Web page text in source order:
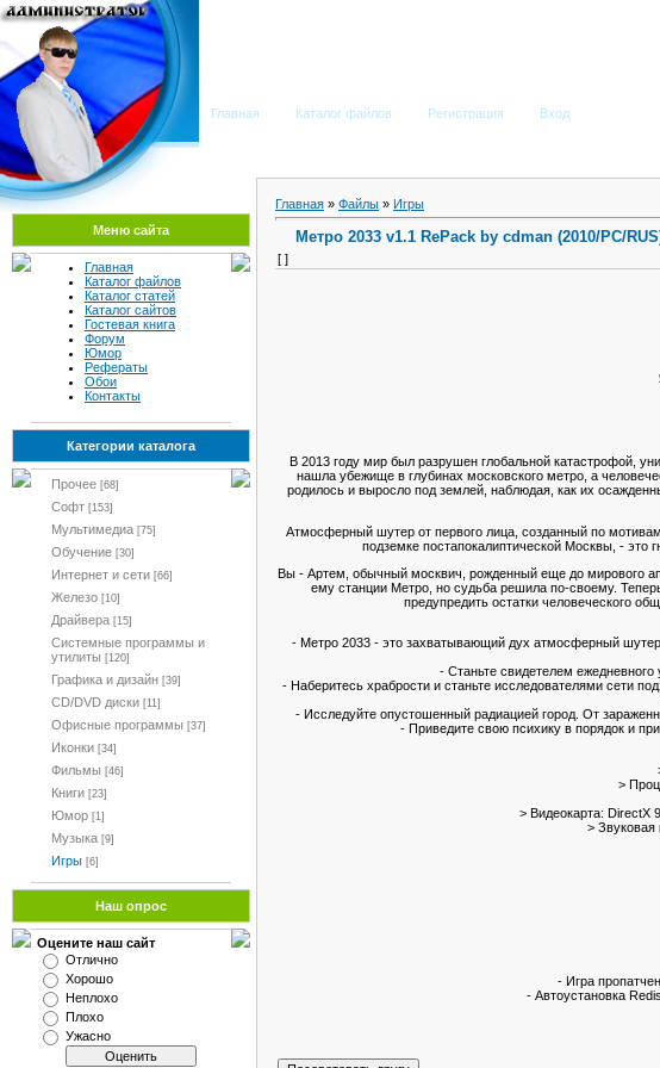
Главная Каталог файлов Регистрация Вход
Меню сайта
Главная
Каталог файлов
Каталог статей
Каталог сайтов
Гостевая книга
Форум
Юмор
Рефераты
Обои
Контакты
Категории каталога
Прочее [68]
Софт [153]
Мультимедиа [75]
Обучение [30]
Интернет и сети [66]
Железо [10]
Драйвера [15]
Системные программы и
утилиты [120]
Графика и дизайн [39]
CD/DVD диски [11]
Офисные программы [37]
Иконки [34]
Фильмы [46]
Книги [23]
Юмор [1]
Музыка [9]
Игры [6]
Наш опрос
Оцените наш сайт
Отлично
Хорошо
Неплохо
Плохо
Ужасно
Главная » Файлы » Игры
Mетро 2033 v1.1 RePack by cdman (2010/PC/
[ ]
В 2013 году мир был разрушен глобальной катастрофой,
нашла убежище в глубинах московского метро, а
родилось и выросло под землей, наблюдая, как их
Атмосферный шутер от первого лица, созданный по
подземке постапокалиптической Москвы, - это
Вы - Артем, обычный москвич, рожденный еще до мирового
ему станции Метро, но судьба решила по-своему.
предупредить остатки человеческого
- Метро 2033 - это захватывающий дух атмосферный шутер
- Станьте свидетелем
- Наберитесь храбрости и станьте исследователями сети
- Исследуйте опустошенный радиацией город. От
- Приведите свою психику в порядок и
>
> Видеокарта: DirectX
> Звуковая
- Игра
- Автоустановка